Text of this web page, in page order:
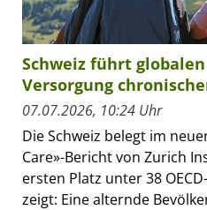
Schweiz führt
Versorgung
07.07.2026, 10:24 Uhr
Die Schweiz belegt im
Care»-Bericht von Zurich
ersten Platz unter 38
zeigt: Eine alternde